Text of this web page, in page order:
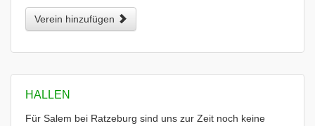
Verein hinzufügen
HALLEN
Für Salem bei Ratzeburg sind uns zur Zeit noch keine